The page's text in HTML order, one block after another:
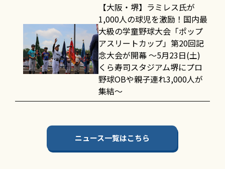
【大阪・堺】ラミレス氏が
1,000人の球児を激励！国内最
大級の学童野球大会「ポップ
アスリートカップ」第20回記
念大会が開幕 〜5月23日(土)
くら寿司スタジアム堺にプロ
野球OBや親子連れ3,000人が
集結〜
ニュース一覧はこちら